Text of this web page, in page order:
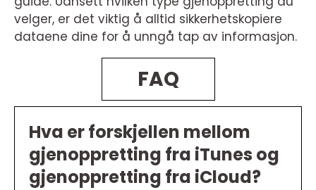
velger, er det viktig å alltid sikkerhetskopiere
dataene dine for å unngå tap av informasjon.
FAQ
Hva er forskjellen mellom
gjenoppretting fra iTunes og
gjenoppretting fra iCloud?